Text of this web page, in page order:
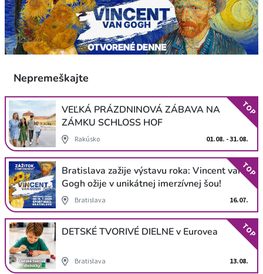
Nepremeškajte
VEĽKÁ PRÁZDNINOVÁ ZÁBAVA NA
ZÁMKU SCHLOSS HOF
Rakúsko 01.08. - 31.08.
TOP
Bratislava zažije výstavu roka: Vincent van
Gogh ožije v unikátnej imerzívnej šou!
Bratislava 16.07.
TOP
DETSKÉ TVORIVÉ DIELNE v Eurovea
Bratislava 13.08.
TOP